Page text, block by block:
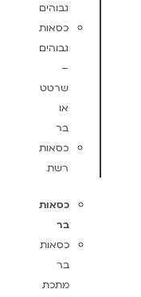
גבוהים
כסאות
גבוהים
–
שרטט
או
בר
כסאות
רשת
כסאות
בר
כסאות
בר
מתכת